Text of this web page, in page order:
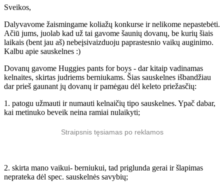
Sveikos,
Dalyvavome žaismingame koliažų konkurse ir nelikome nepastebėti.
Ačiū jums, juolab kad už tai gavome šaunių dovanų, be kurių šiais
laikais (bent jau aš) nebeįsivaizduoju paprastesnio vaikų auginimo.
Kalbu apie sauskelnes :)
Dovanų gavome Huggies pants for boys - dar kitaip vadinamas
kelnaites, skirtas judriems berniukams. Šias sauskelnes išbandžiau
dar prieš gaunant jų dovanų ir pamėgau dėl keleto priežasčių:
1. patogu užmauti ir numauti kelnaičių tipo sauskelnes. Ypač dabar,
kai metinuko beveik neina ramiai nulaikyti;
Straipsnis tęsiamas po reklamos
2. skirta mano vaikui- berniukui, tad priglunda gerai ir šlapimas
neprateka dėl spec. sauskelnės savybių;